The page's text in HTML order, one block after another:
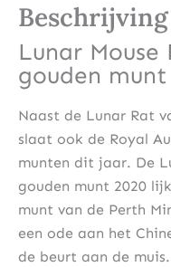
Beschrijving
Lunar Mouse
gouden munt
Naast de Lunar Rat
slaat ook de Royal
munten dit jaar. De
gouden munt 2020
munt van de Perth
een ode aan het
de beurt aan de